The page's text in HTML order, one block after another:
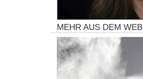
MEHR AUS DEM WEB